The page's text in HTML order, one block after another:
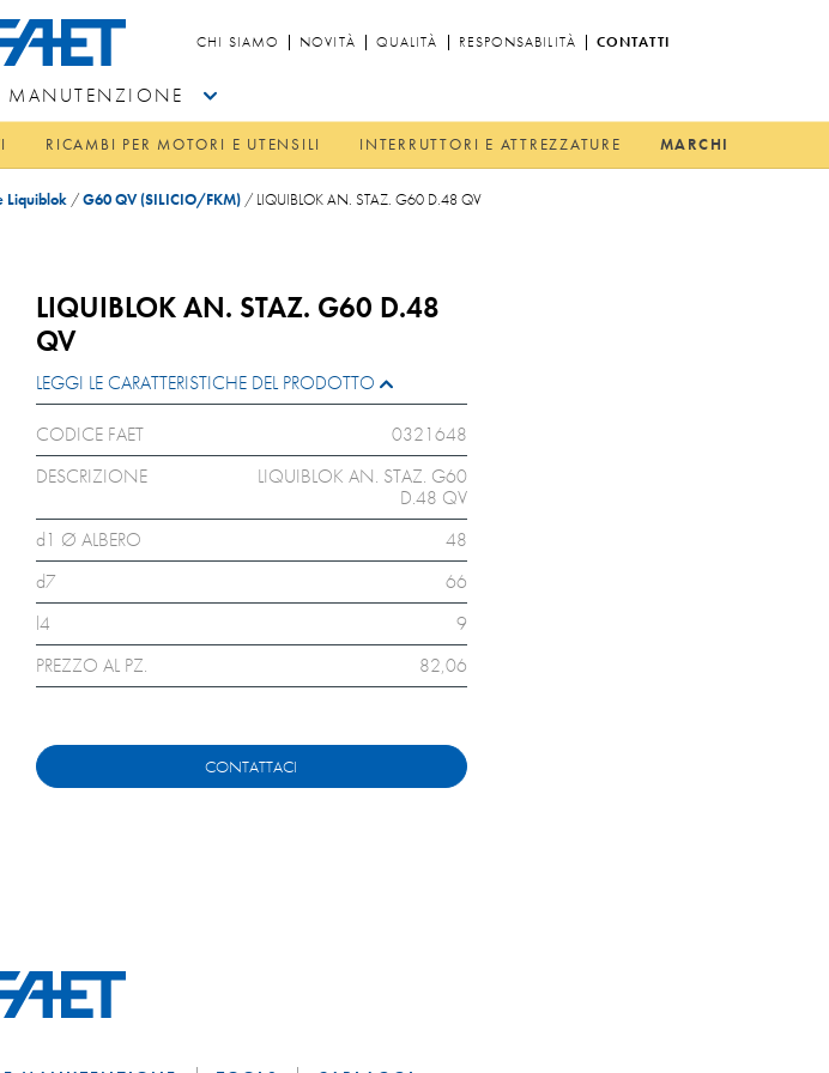
CHI SIAMO NOVITÀ QUALITÀ RESPONSABILITÀ CONTATTI
MANUTENZIONE
RICAMBI PER MOTORI E UTENSILI INTERRUTTORI E ATTREZZATURE MARCHI
Liquiblok /G60 QV (SILICIO/FKM) / LIQUIBLOK AN. STAZ. G60 D.48 QV
LIQUIBLOK AN. STAZ. G60 D.48
QV
LEGGI LE CARATTERISTICHE DEL PRODOTTO
CODICE FAET
0321648
DESCRIZIONE
LIQUIBLOK AN. STAZ. G60
D.48 QV
d1 Ø ALBERO
48
d7
66
l4
9
PREZZO AL PZ.
82,06
CONTATTACI